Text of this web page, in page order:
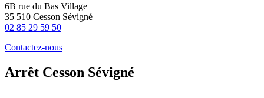
6B rue du Bas Village
35 510 Cesson Sévigné
02 85 29 59 50
Contactez-nous
Arrêt Cesson Sévigné